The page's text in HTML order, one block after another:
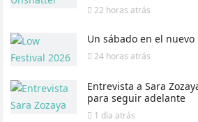
22 horas atrás
Un sábado en el nuevo
24 horas atrás
Entrevista a Sara
para seguir adelante
1 día atrás